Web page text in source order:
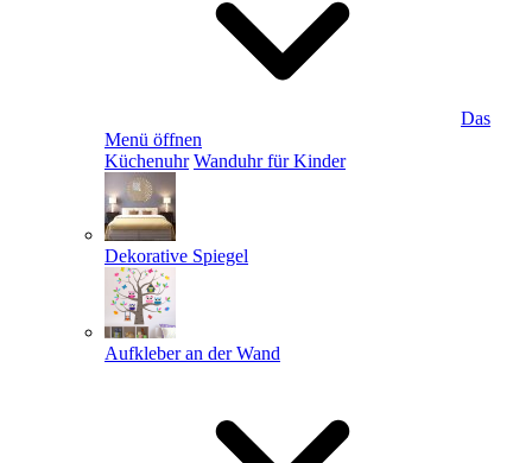
Das
Menü öffnen
Küchenuhr Wanduhr für Kinder
Dekorative Spiegel
Aufkleber an der Wand